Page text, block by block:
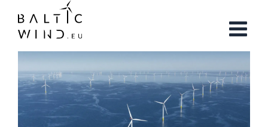
zawartości
Pokaż
większy
obrazek